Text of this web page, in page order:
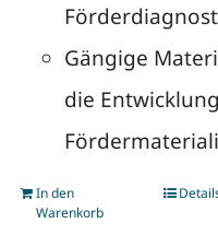
Gängige
die
In den
Warenkorb